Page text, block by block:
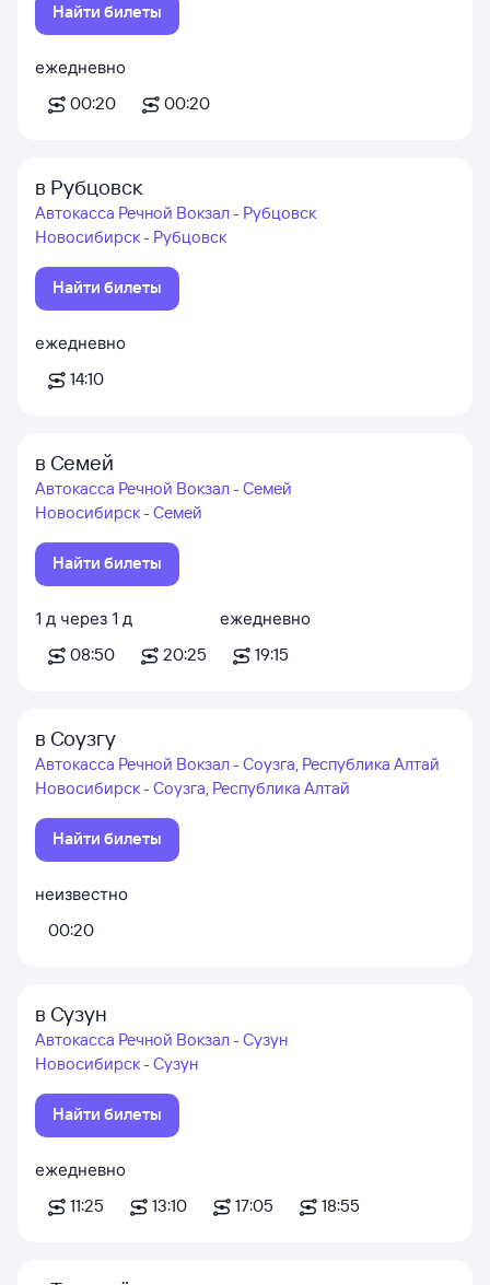
Найти билеты
ежедневно
00:20
00:20
в Рубцовск
Автокасса Речной Вокзал - Рубцовск
Новосибирск - Рубцовск
Найти билеты
ежедневно
14:10
в Семей
Автокасса Речной Вокзал - Семей
Новосибирск - Семей
Найти билеты
1 д через 1 д
08:50
20:25
ежедневно
19:15
в Соузгу
Автокасса Речной Вокзал - Соузга, Республика Алтай
Новосибирск - Соузга, Республика Алтай
Найти билеты
неизвестно
00:20
в Сузун
Автокасса Речной Вокзал - Сузун
Новосибирск - Сузун
Найти билеты
ежедневно
11:25
13:10 17:05 18:55